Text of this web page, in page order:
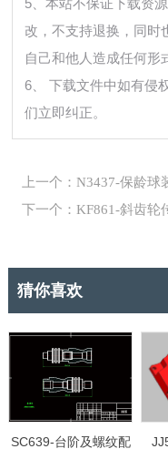
5、本站不保证下载资
改，不支持退换，同时
自己和他人造成任何形
6、 下载文件中如有侵
们立即纠正。
上一个：N3437-保龄
下一个：KF861-斜齿轮
猜你喜欢
SC639-台阶及螺纹配